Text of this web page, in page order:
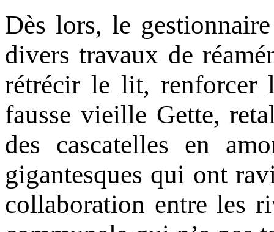
Dès lors, le
divers travaux de
rétrécir le lit, renforcer
fausse vieille Gette,
des cascatelles en
gigantesques qui ont
collaboration entre les